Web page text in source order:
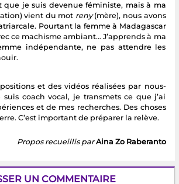
que je suis devenue féministe, mais à ma
vient du mot reny(mère), nous avons
Pourtant la femme à Madagascar
ce machisme ambiant… J’apprends à ma
indépendante, ne pas attendre les
et des vidéos réalisées par nous-
suis coach vocal, je transmets ce que j’ai
et de mes recherches. Des choses
C’est important de préparer la relève.
Propos recueillis par Aina Zo Raberanto
UN COMMENTAIRE